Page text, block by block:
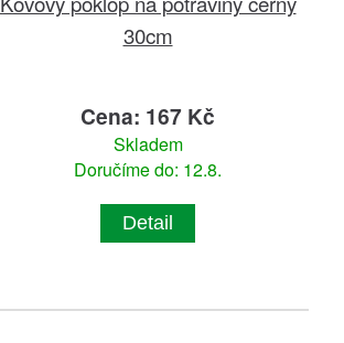
30cm
Cena: 167 Kč
Skladem
Doručíme do: 12.8.
Detail